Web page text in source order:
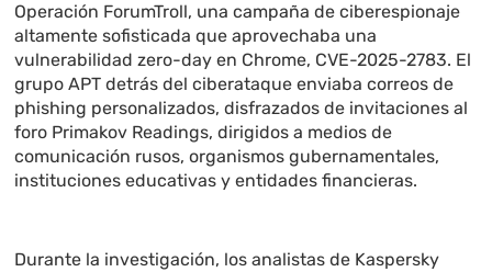
Operación ForumTroll, una campaña de ciberespionaje
altamente sofisticada que aprovechaba una
vulnerabilidad zero-day en Chrome, CVE-2025-2783. El
grupo APT detrás del ciberataque enviaba correos de
phishing personalizados, disfrazados de invitaciones al
foro Primakov Readings, dirigidos a medios de
comunicación rusos, organismos gubernamentales,
instituciones educativas y entidades financieras.
Durante la investigación, los analistas de Kaspersky